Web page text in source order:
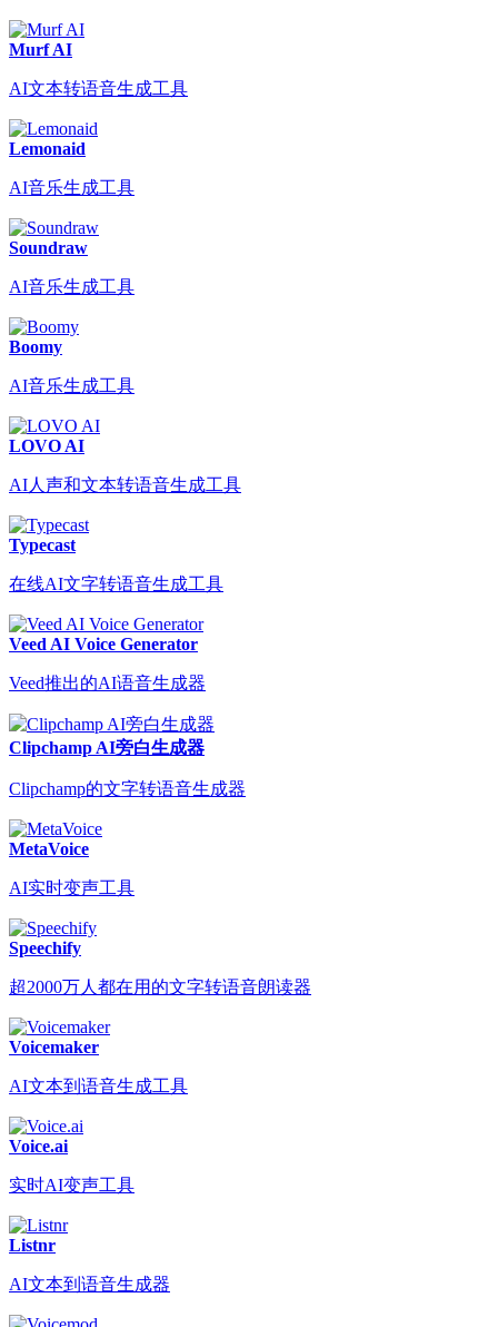
Murf AI
AI文本转语音生成工具
Lemonaid
AI音乐生成工具
Soundraw
AI音乐生成工具
Boomy
AI音乐生成工具
LOVO AI
AI人声和文本转语音生成工具
Typecast
在线AI文字转语音生成工具
Veed AI Voice Generator
Veed推出的AI语音生成器
Clipchamp AI旁白生成器
Clipchamp的文字转语音生成器
MetaVoice
AI实时变声工具
Speechify
超2000万人都在用的文字转语音朗读器
Voicemaker
AI文本到语音生成工具
Voice.ai
实时AI变声工具
Listnr
AI文本到语音生成器